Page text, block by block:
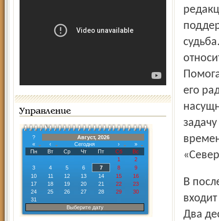
Управление
?
Август, 2026
«
‹ Сегодня ›
»
Пн
Вт Ср Чт Пт Сб
Вс
1
2
3
4 5 6 7 8
9
10
11 12 13 14 15
16
17
18 19 20 21 22
23
24
25 26 27 28 29
30
31
Выберите дату
его
В последние годы в повседневную действительность
Два